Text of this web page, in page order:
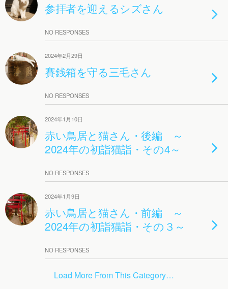
参拝者を迎えるシズさん
NO RESPONSES
2024年2月29日
賽銭箱を守る三毛さん
NO RESPONSES
2024年1月10日
赤い鳥居と猫さん・後編 ～
2024年の初詣猫詣・その4～
NO RESPONSES
2024年1月9日
赤い鳥居と猫さん・前編 ～
2024年の初詣猫詣・その３～
NO RESPONSES
Load More From This Category…